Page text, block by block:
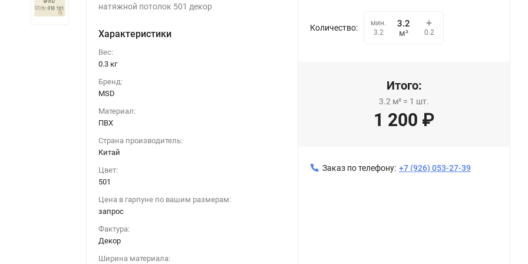
Натяжной потолок 501 декор 010 (320)
натяжной потолок 501 декор
Характеристики
Вес:
0.3 кг
Бренд:
MSD
Материал:
ПВХ
Страна производитель:
Китай
Цвет:
501
Цена в гарпуне по вашим размерам:
запрос
Фактура:
Декор
Ширина материала:
Количество:
мин.
3.2
м² 0.2
Итого:
3.2 м² = 1 шт.
1 200 ₽
Заказ по телефону: +7 (926) 053-27-39